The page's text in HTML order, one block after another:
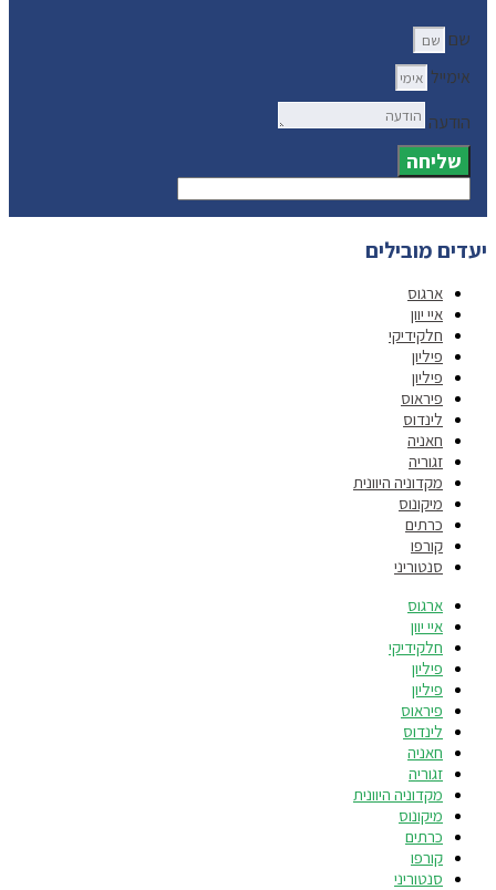
שם
אימייל
הודעה
שליחה
יעדים מובילים
ארגוס
איי יוון
חלקידיקי
פיליון
פיליון
פיראוס
לינדוס
חאניה
זגוריה
מקדוניה היוונית
מיקונוס
כרתים
קורפו
סנטוריני
ארגוס
איי יוון
חלקידיקי
פיליון
פיליון
פיראוס
לינדוס
חאניה
זגוריה
מקדוניה היוונית
מיקונוס
כרתים
קורפו
סנטוריני